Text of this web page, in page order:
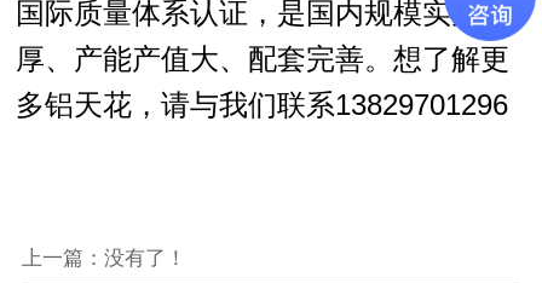
国际质量体系认证，是国内规模实力雄
厚、产能产值大、配套完善。想了解更
多铝天花，请与我们联系13829701296
上一篇：没有了！